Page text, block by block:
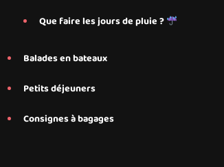
Que faire les jours de pluie ?
Balades en bateaux
Petits déjeuners
Consignes à bagages